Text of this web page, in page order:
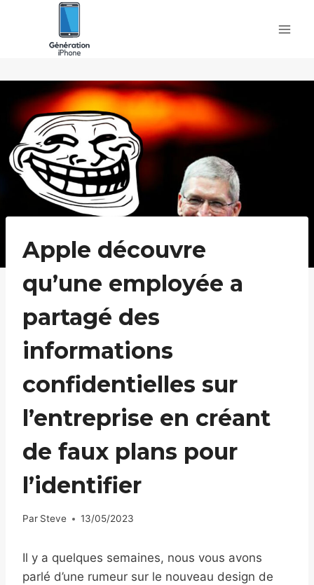
Apple découvre
qu’une employée a
partagé des
informations
confidentielles sur
l’entreprise en créant
de faux plans pour
l’identifier
Par Steve 13/05/2023
Il y a quelques semaines, nous vous avons
parlé d’une rumeur sur le nouveau design de